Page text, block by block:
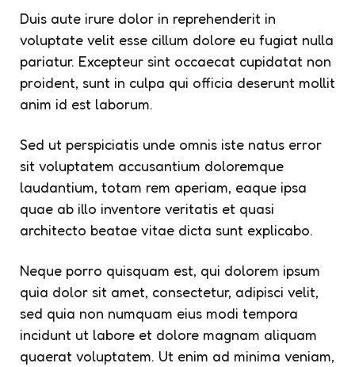
Duis aute irure dolor in reprehenderit in
voluptate velit esse cillum dolore eu fugiat nulla
pariatur. Excepteur sint occaecat cupidatat non
proident, sunt in culpa qui officia deserunt mollit
anim id est laborum.
Sed ut perspiciatis unde omnis iste natus error
sit voluptatem accusantium doloremque
laudantium, totam rem aperiam, eaque ipsa
quae ab illo inventore veritatis et quasi
architecto beatae vitae dicta sunt explicabo.
Neque porro quisquam est, qui dolorem ipsum
quia dolor sit amet, consectetur, adipisci velit,
sed quia non numquam eius modi tempora
incidunt ut labore et dolore magnam aliquam
quaerat voluptatem. Ut enim ad minima veniam,